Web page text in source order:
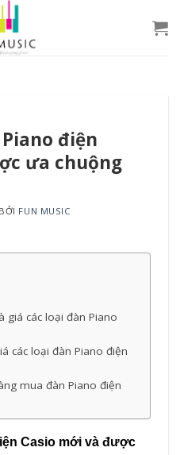
điện
ưa chuộng
BỞI FUN MUSIC
giá các loại đàn Piano
các loại đàn Piano điện
mua đàn Piano điện
Casio mới và được